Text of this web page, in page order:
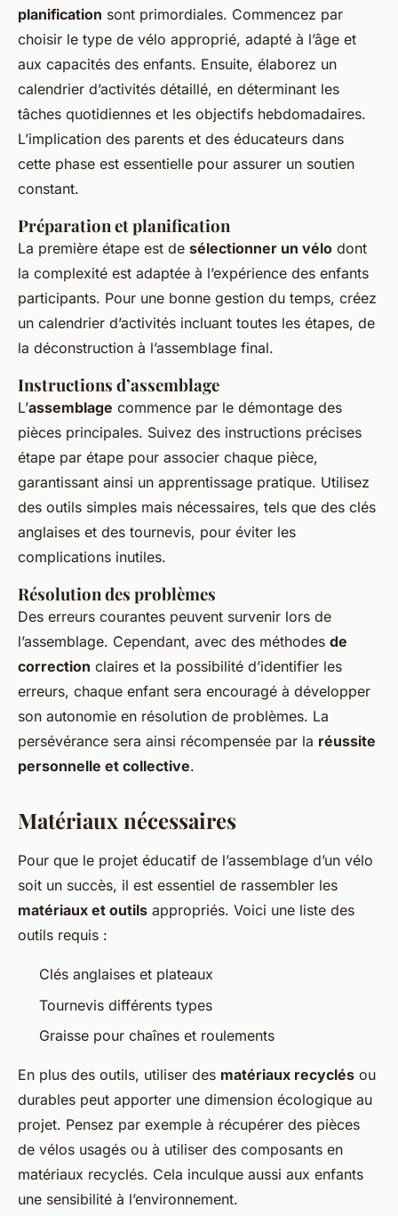
planification sont primordiales. Commencez par
choisir le type de vélo approprié, adapté à l’âge et
aux capacités des enfants. Ensuite, élaborez un
calendrier d’activités détaillé, en déterminant les
tâches quotidiennes et les objectifs hebdomadaires.
L’implication des parents et des éducateurs dans
cette phase est essentielle pour assurer un soutien
constant.
Préparation et planification
La première étape est de sélectionner un vélo dont
la complexité est adaptée à l’expérience des enfants
participants. Pour une bonne gestion du temps, créez
un calendrier d’activités incluant toutes les étapes, de
la déconstruction à l’assemblage final.
Instructions d’assemblage
L’assemblage commence par le démontage des
pièces principales. Suivez des instructions précises
étape par étape pour associer chaque pièce,
garantissant ainsi un apprentissage pratique. Utilisez
des outils simples mais nécessaires, tels que des clés
anglaises et des tournevis, pour éviter les
complications inutiles.
Résolution des problèmes
Des erreurs courantes peuvent survenir lors de
l’assemblage. Cependant, avec des méthodes de
correction claires et la possibilité d’identifier les
erreurs, chaque enfant sera encouragé à développer
son autonomie en résolution de problèmes. La
persévérance sera ainsi récompensée par la réussite
personnelle et collective.
Matériaux nécessaires
Pour que le projet éducatif de l’assemblage d’un vélo
soit un succès, il est essentiel de rassembler les
matériaux et outils appropriés. Voici une liste des
outils requis :
Clés anglaises et plateaux
Tournevis différents types
Graisse pour chaînes et roulements
En plus des outils, utiliser des matériaux recyclés ou
durables peut apporter une dimension écologique au
projet. Pensez par exemple à récupérer des pièces
de vélos usagés ou à utiliser des composants en
matériaux recyclés. Cela inculque aussi aux enfants
une sensibilité à l’environnement.